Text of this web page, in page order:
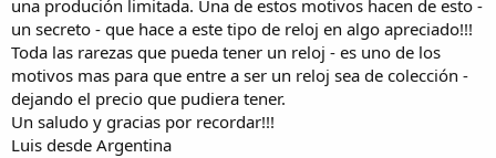
una produción limitada. Una de estos motivos hacen de esto -
un secreto - que hace a este tipo de reloj en algo apreciado!!!
Toda las rarezas que pueda tener un reloj - es uno de los
motivos mas para que entre a ser un reloj sea de colección -
dejando el precio que pudiera tener.
Un saludo y gracias por recordar!!!
Luis desde Argentina